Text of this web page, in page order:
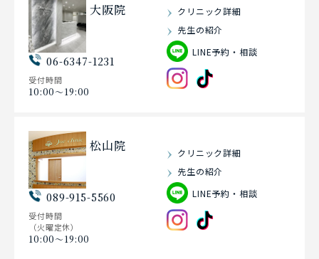
大阪院
06-6347-1231
受付時間
10:00〜19:00
クリニック詳細
先生の紹介
LINE予約・相談
松山院
089-915-5560
受付時間
（火曜定休）
10:00〜19:00
クリニック詳細
先生の紹介
LINE予約・相談